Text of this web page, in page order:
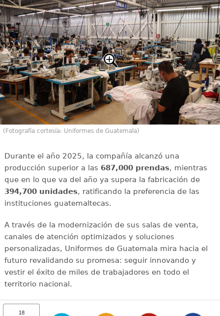
(Fotografía cortesía: Uniformes de Guatemala)
Durante el año 2025, la compañía alcanzó una
producción superior a las 687,000 prendas, mientras
que en lo que va del año ya supera la fabricación de
394,700 unidades, ratificando la preferencia de las
instituciones guatemaltecas.
A través de la modernización de sus salas de venta,
canales de atención optimizados y soluciones
personalizadas, Uniformes de Guatemala mira hacia el
futuro revalidando su promesa: seguir innovando y
vestir el éxito de miles de trabajadores en todo el
territorio nacional.
18